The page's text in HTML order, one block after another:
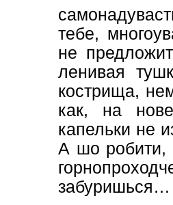
тебе,
не
ленивая
кострища,
как, на
капельки не
А шо робити,
забуришься…